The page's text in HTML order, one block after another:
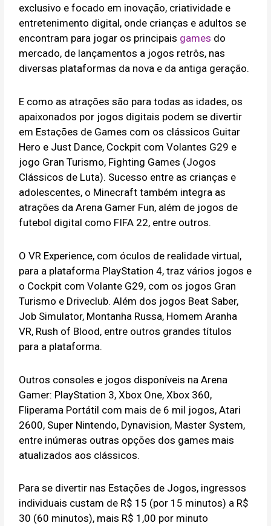
exclusivo e focado em inovação, criatividade e
entretenimento digital, onde crianças e adultos se
encontram para jogar os principais games do
mercado, de lançamentos a jogos retrôs, nas
diversas plataformas da nova e da antiga geração.
E como as atrações são para todas as idades, os
apaixonados por jogos digitais podem se divertir
em Estações de Games com os clássicos Guitar
Hero e Just Dance, Cockpit com Volantes G29 e
jogo Gran Turismo, Fighting Games (Jogos
Clássicos de Luta). Sucesso entre as crianças e
adolescentes, o Minecraft também integra as
atrações da Arena Gamer Fun, além de jogos de
futebol digital como FIFA 22, entre outros.
O VR Experience, com óculos de realidade virtual,
para a plataforma PlayStation 4, traz vários jogos e
o Cockpit com Volante G29, com os jogos Gran
Turismo e Driveclub. Além dos jogos Beat Saber,
Job Simulator, Montanha Russa, Homem Aranha
VR, Rush of Blood, entre outros grandes títulos
para a plataforma.
Outros consoles e jogos disponíveis na Arena
Gamer: PlayStation 3, Xbox One, Xbox 360,
Fliperama Portátil com mais de 6 mil jogos, Atari
2600, Super Nintendo, Dynavision, Master System,
entre inúmeras outras opções dos games mais
atualizados aos clássicos.
Para se divertir nas Estações de Jogos, ingressos
individuais custam de R$ 15 (por 15 minutos) a R$
30 (60 minutos), mais R$ 1,00 por minuto